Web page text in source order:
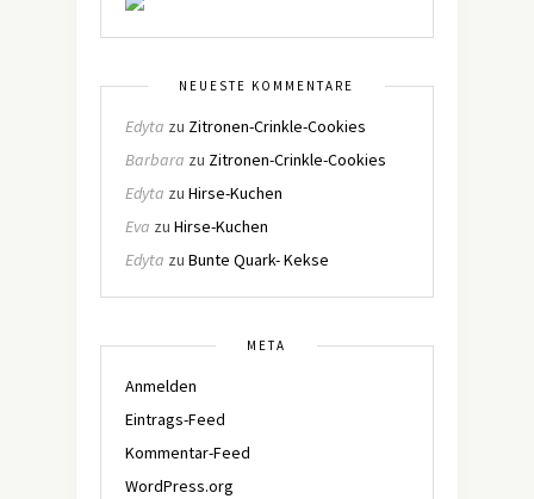
NEUESTE KOMMENTARE
Edyta zu Zitronen-Crinkle-Cookies
Barbara zu Zitronen-Crinkle-Cookies
Edyta zu Hirse-Kuchen
Eva zu Hirse-Kuchen
Edyta zu Bunte Quark- Kekse
META
Anmelden
Eintrags-Feed
Kommentar-Feed
WordPress.org